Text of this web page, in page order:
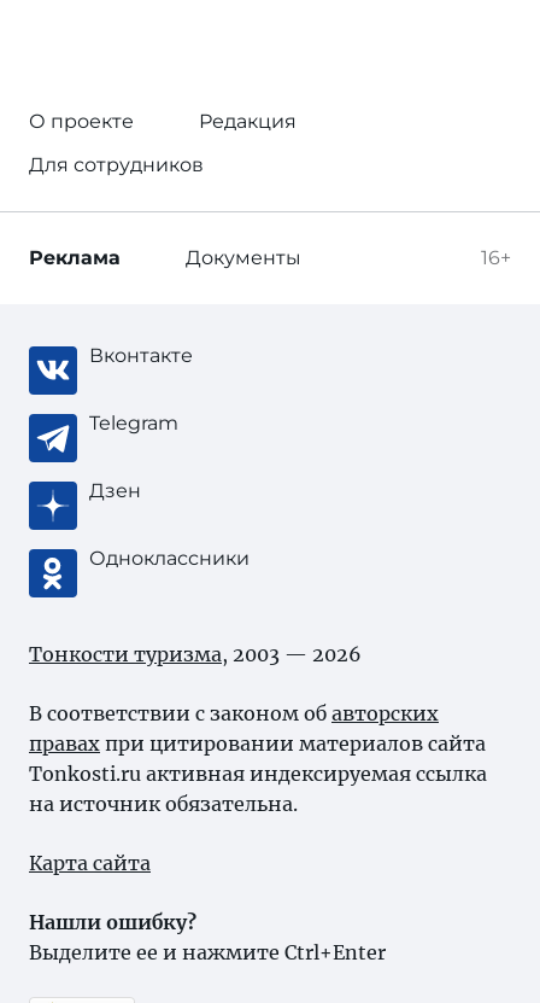
О проекте
Редакция
Для сотрудников
16+
Реклама Документы
Вконтакте
Telegram
Дзен
Одноклассники
Тонкости туризма, 2003 — 2026
В соответствии с законом об авторских
правах при цитировании материалов сайта
Tonkosti.ru активная индексируемая ссылка
на источник обязательна.
Карта сайта
Нашли ошибку?
Выделите ее и нажмите Ctrl+Enter